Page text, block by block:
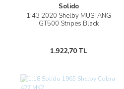
Solido
1:43 2020 Shelby MUSTANG
GT500 Stripes Black
1.922,70 TL